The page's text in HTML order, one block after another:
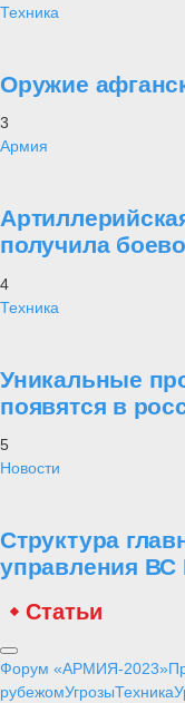
Техника
Оружие
3
Армия
получила
4
Техника
Уникальные
появятся в
5
Новости
Структура
управления
Статьи
Форум «АРМИЯ-2023»
рубежомУгрозыТехника